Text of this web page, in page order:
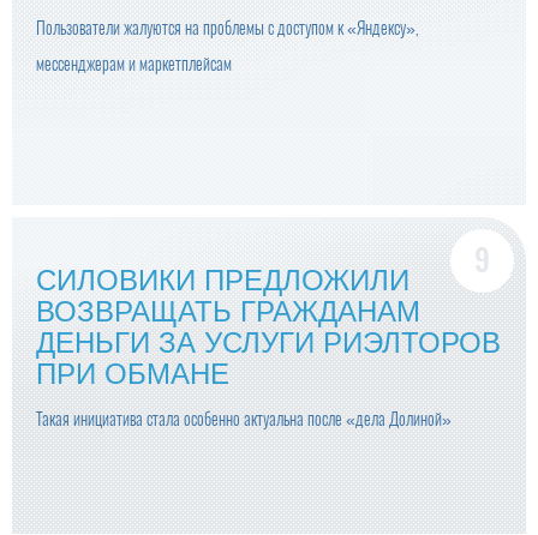
Пользователи жалуются на проблемы с доступом к «Яндексу»,
мессенджерам и маркетплейсам
СИЛОВИКИ ПРЕДЛОЖИЛИ
ВОЗВРАЩАТЬ ГРАЖДАНАМ
ДЕНЬГИ ЗА УСЛУГИ РИЭЛТОРОВ
ПРИ ОБМАНЕ
Такая инициатива стала особенно актуальна после «дела Долиной»